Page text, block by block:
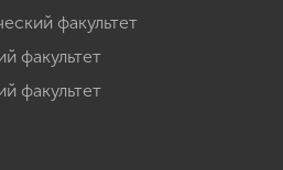
факультет
факультет
факультет